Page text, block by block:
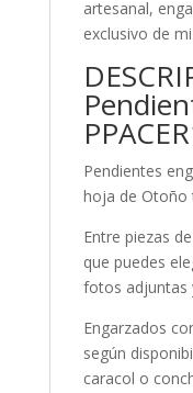
artesanal,
exclusivo de
Pendientes
hoja de Otoño
Entre piezas
que puedes
fotos adjuntas
Engarzados
según
caracol o